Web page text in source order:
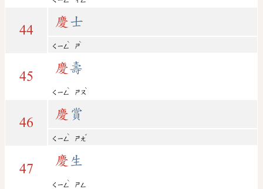
44
慶士
ㄑㄧㄥ
ˋ
ㄕ
ˋ
45
慶壽
ㄑㄧㄥ
ˋ
ㄕㄡ
ˋ
46
慶 賞
ㄑㄧㄥ
ˋ
ㄕㄤ
ˇ
47
慶 生
ㄑㄧㄥ
ˋ
ㄕㄥ